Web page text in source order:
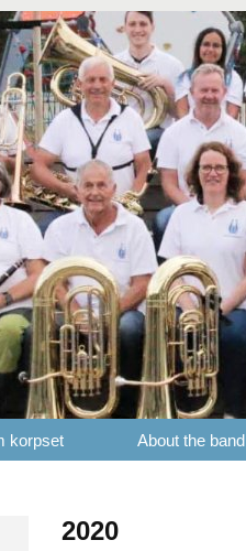
korpset About the band
2020